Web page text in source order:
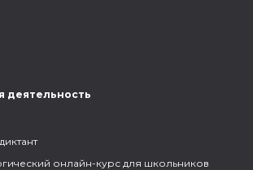
деятельность
онлайн-курс для школьников